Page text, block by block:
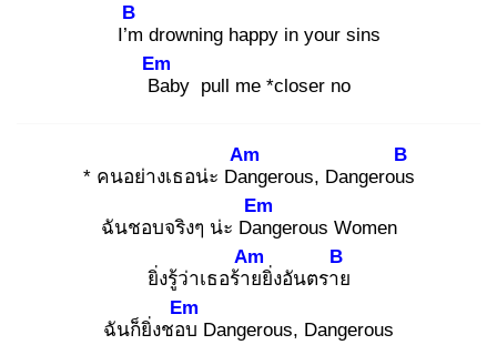
I’m
B
drowning happy in your sins
Ba
Em
by pull me *closer no
* คนอย่างเธอน่ะ Dan
Am
gerous, Dangerous
B
ฉันชอบจริงๆ น่ะ Dan
Em
gerous Women
ยิ่งรู้ว่าเธอร้าย
Am
ยิ่งอันตราย
B
ฉันก็ยิ่งชอบ
Em
Dangerous, Dangerous